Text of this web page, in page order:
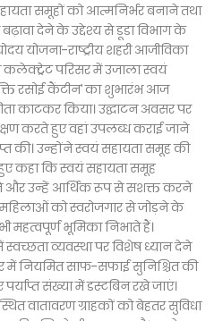
समूहों को आत्मनिर्भर बनाने तथा
देने के उद्देश्य से डूडा विभाग के
योजना-राष्ट्रीय शहरी आजीविका
परिसर में उजाला स्वयं
रसोई कैंटीन’ का शुभारंभ आज
काटकर किया। उद्घाटन अवसर पर
करते हुए वहां उपलब्ध कराई जाने
की। उन्होंने स्वयं सहायता समूह की
कहा कि स्वयं सहायता समूह
और उन्हें आर्थिक रूप से सशक्त करने
महिलाओं को स्वरोजगार से जोड़ने के
भूमिका निभाते हैं।
व्यवस्था पर विशेष ध्यान देने
में नियमित साफ-सफाई सुनिश्चित की
संख्या में डस्टबिन रखे जाएं।
वातावरण ग्राहकों को बेहतर सुविधा